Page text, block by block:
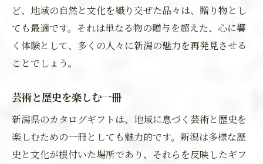
ど、地域の自然と文化を織り交ぜた品々は、贈り物とし
ても最適です。それは単なる物の贈与を超えた、心に響
く体験として、多くの人々に新潟の魅力を再発見させる
ことでしょう。
芸術と歴史を楽しむ一冊
新潟県のカタログギフトは、地域に息づく芸術と歴史を
楽しむための一冊としても魅力的です。新潟は多様な歴
史と文化が根付いた場所であり、それらを反映したギフ